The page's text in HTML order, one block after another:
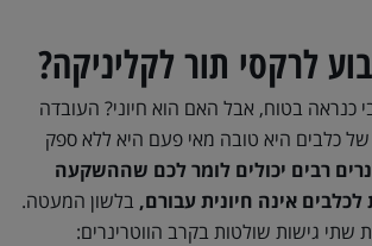
לרקסי תור לקליניקה?
כנראה בטוח, אבל האם הוא חיוני? העובדה
של כלבים היא טובה מאי פעם היא ללא ספק
רבים יכולים לומר לכם שההשקעה
אינה חיונית עבורם, בלשון המעטה.
שתי גישות שולטות בקרב הווטרינרים: